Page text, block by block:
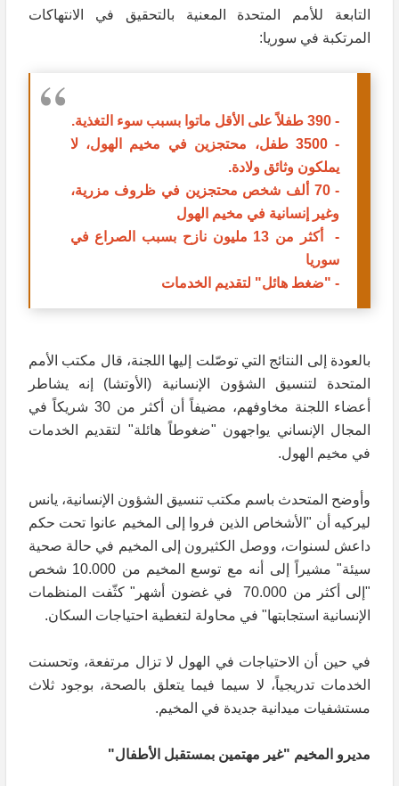
التابعة للأمم المتحدة المعنية بالتحقيق في الانتهاكات
المرتكبة في سوريا:
- 390 طفلاً على الأقل ماتوا بسبب سوء التغذية.
- 3500 طفل، محتجزين في مخيم الهول، لا
يملكون وثائق ولادة.
- 70 ألف شخص محتجزين في ظروف مزرية،
وغير إنسانية في مخيم الهول
-
أكثر من 13 مليون نازح بسبب الصراع في
سوريا
- "ضغط هائل" لتقديم الخدمات
بالعودة إلى النتائج التي توصّلت إليها اللجنة، قال مكتب الأمم
المتحدة لتنسيق الشؤون الإنسانية (الأوتشا) إنه يشاطر
أعضاء اللجنة مخاوفهم، مضيفاً أن أكثر من 30 شريكاً في
المجال الإنساني يواجهون "ضغوطاً هائلة" لتقديم الخدمات
في مخيم الهول.
وأوضح المتحدث باسم مكتب تنسيق الشؤون الإنسانية، يانس
ليركيه أن "الأشخاص الذين فروا إلى المخيم عانوا تحت حكم
داعش لسنوات، ووصل الكثيرون إلى المخيم في حالة صحية
سيئة" مشيراً إلى أنه مع توسع المخيم من 10.000 شخص
"إلى أكثر من 70.000 في غضون أشهر" كثّفت المنظمات
الإنسانية استجابتها" في محاولة لتغطية احتياجات السكان.
في حين أن الاحتياجات في الهول لا تزال مرتفعة، وتحسنت
الخدمات تدريجياً، لا سيما فيما يتعلق بالصحة، بوجود ثلاث
مستشفيات ميدانية جديدة في المخيم.
مديرو المخيم "غير مهتمين بمستقبل الأطفال"